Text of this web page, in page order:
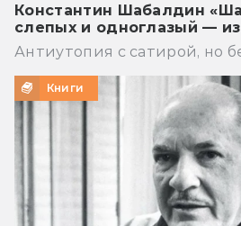
Константин Шабалдин
слепых и одноглазый —
Антиутопия с сатирой, но
Книги